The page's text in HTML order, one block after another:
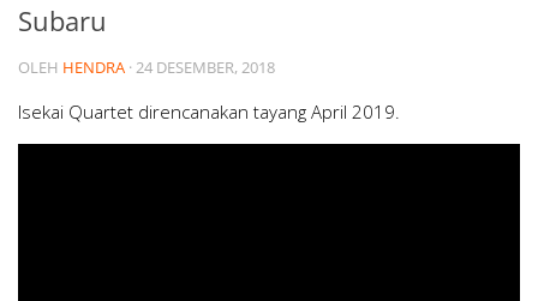
Subaru
OLEH HENDRA ·24 DESEMBER, 2018
Isekai Quartet direncanakan tayang April 2019.